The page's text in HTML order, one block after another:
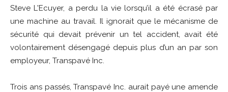
Steve L'Ecuyer, a perdu la vie lorsqu’il a été écrasé par
une machine au travail. Il ignorait que le mécanisme de
sécurité qui devait prévenir un tel accident, avait été
volontairement désengagé depuis plus d’un an par son
employeur, Transpavé Inc.
Trois ans passés, Transpavé Inc. aurait payé une amende